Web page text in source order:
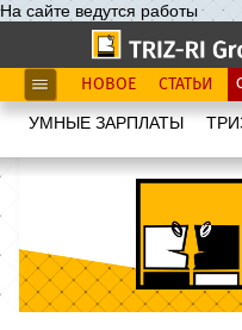
На сайте ведутся работы
НОВОЕ СТАТЬИ
УМНЫЕ ЗАРПЛАТЫ